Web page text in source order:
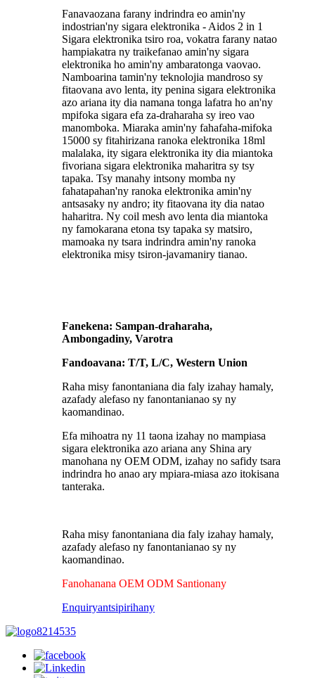
Fanavaozana farany indrindra eo amin'ny
indostrian'ny sigara elektronika - Aidos 2 in 1
Sigara elektronika tsiro roa, vokatra farany natao
hampiakatra ny traikefanao amin'ny sigara
elektronika ho amin'ny ambaratonga vaovao.
Namboarina tamin'ny teknolojia mandroso sy
fitaovana avo lenta, ity penina sigara elektronika
azo ariana ity dia namana tonga lafatra ho an'ny
mpifoka sigara efa za-draharaha sy ireo vao
manomboka. Miaraka amin'ny fahafaha-mifoka
15000 sy fitahirizana ranoka elektronika 18ml
malalaka, ity sigara elektronika ity dia miantoka
fivoriana sigara elektronika maharitra sy tsy
tapaka. Tsy manahy intsony momba ny
fahatapahan'ny ranoka elektronika amin'ny
antsasaky ny andro; ity fitaovana ity dia natao
haharitra. Ny coil mesh avo lenta dia miantoka
ny famokarana etona tsy tapaka sy matsiro,
mamoaka ny tsara indrindra amin'ny ranoka
elektronika misy tsiron-javamaniry tianao.
Fanekena: Sampan-draharaha,
Ambongadiny, Varotra
Fandoavana: T/T, L/C, Western Union
Raha misy fanontaniana dia faly izahay hamaly,
azafady alefaso ny fanontanianao sy ny
kaomandinao.
Efa mihoatra ny 11 taona izahay no mampiasa
sigara elektronika azo ariana any Shina ary
manohana ny OEM ODM, izahay no safidy tsara
indrindra ho anao ary mpiara-miasa azo itokisana
tanteraka.
Raha misy fanontaniana dia faly izahay hamaly,
azafady alefaso ny fanontanianao sy ny
kaomandinao.
Fanohanana OEM ODM Santionany
Enquiryantsipirihany